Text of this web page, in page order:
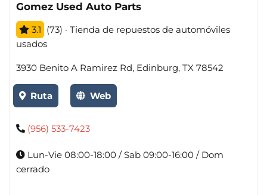
Gomez Used Auto Parts
3.1 (73) · Tienda de repuestos de automóviles
usados
3930 Benito A Ramirez Rd, Edinburg, TX 78542
Ruta Web
(956) 533-7423
Lun-Vie 08:00-18:00 / Sab 09:00-16:00 / Dom
cerrado